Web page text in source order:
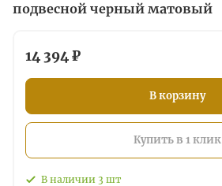
подвесной черный матовый
14 394 ₽
В корзину
Купить в 1 клик
В наличии 3 шт